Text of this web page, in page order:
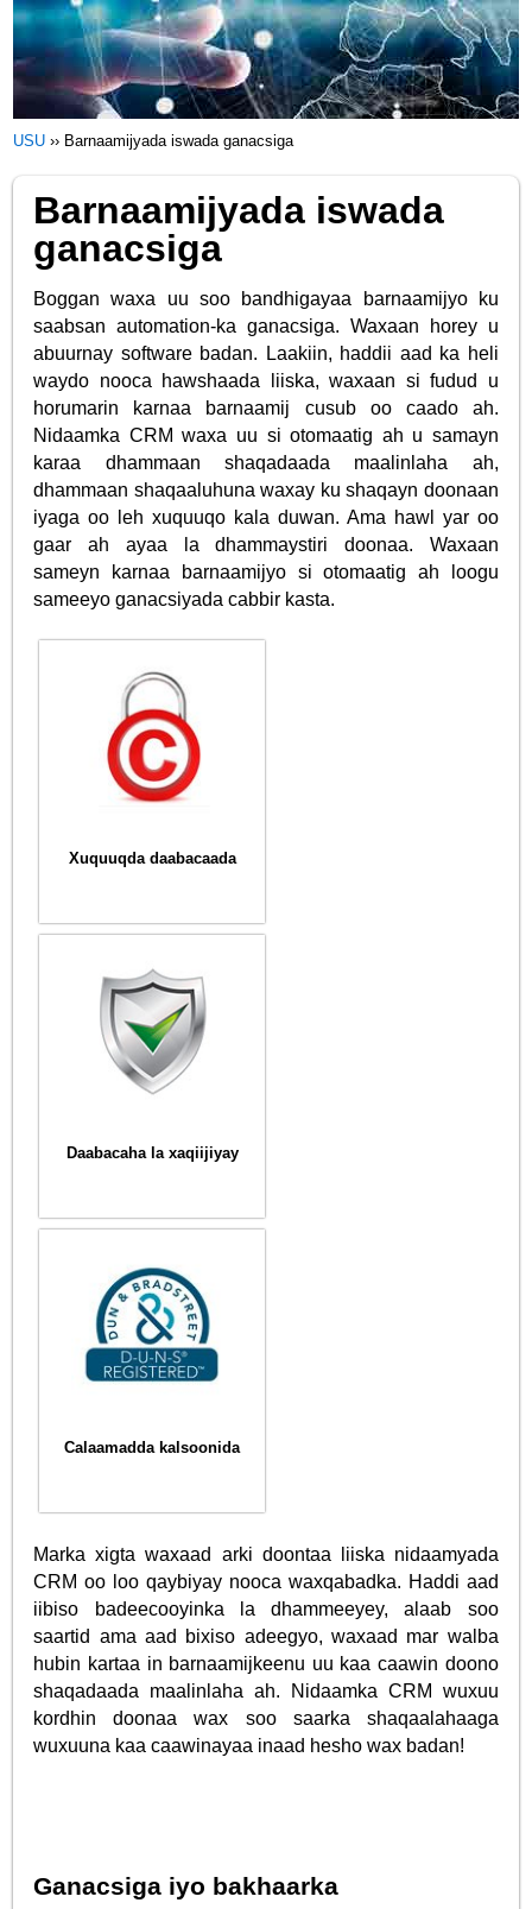
USU ›› Barnaamijyada iswada ganacsiga
Barnaamijyada iswada
ganacsiga
Boggan waxa uu soo bandhigayaa barnaamijyo ku
saabsan automation-ka ganacsiga. Waxaan horey u
abuurnay software badan. Laakiin, haddii aad ka heli
waydo nooca hawshaada liiska, waxaan si fudud u
horumarin karnaa barnaamij cusub oo caado ah.
Nidaamka CRM waxa uu si otomaatig ah u samayn
karaa dhammaan shaqadaada maalinlaha ah,
dhammaan shaqaaluhuna waxay ku shaqayn doonaan
iyaga oo leh xuquuqo kala duwan. Ama hawl yar oo
gaar ah ayaa la dhammaystiri doonaa. Waxaan
sameyn karnaa barnaamijyo si otomaatig ah loogu
sameeyo ganacsiyada cabbir kasta.
Xuquuqda daabacaada
Daabacaha la xaqiijiyay
Calaamadda kalsoonida
Marka xigta waxaad arki doontaa liiska nidaamyada
CRM oo loo qaybiyay nooca waxqabadka. Haddi aad
iibiso badeecooyinka la dhammeeyey, alaab soo
saartid ama aad bixiso adeegyo, waxaad mar walba
hubin kartaa in barnaamijkeenu uu kaa caawin doono
shaqadaada maalinlaha ah. Nidaamka CRM wuxuu
kordhin doonaa wax soo saarka shaqaalahaaga
wuxuuna kaa caawinayaa inaad hesho wax badan!
Ganacsiga iyo bakhaarka